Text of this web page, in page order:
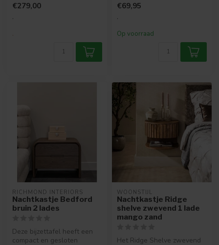
€279,00
.
.
schapje...
€69,95
.
Op voorraad
RICHMOND INTERIORS
Nachtkastje Bedford
bruin 2 lades
Deze bijzettafel heeft een
compact en gesloten
WOONSTIJL
Nachtkastje Ridge
shelve zwevend 1 lade
mango zand
Het Ridge Shelve zwevend